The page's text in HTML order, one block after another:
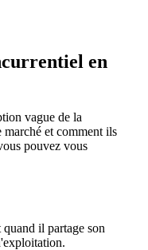
en
vague de la
et comment ils
pouvez vous
il partage son